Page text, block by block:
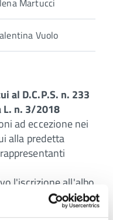
Vuolo
al D.C.P.S. n. 233
n. 3/2018
ad eccezione nei
alla predetta
l'iscrizione all'albo
funzionale